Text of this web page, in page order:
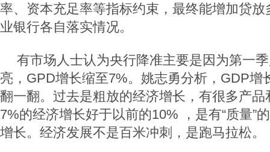
率、资本充足率等指标约束，最终能增加贷
业银行各自落实情况。
有市场人士认为央行降准主要是因为第一
亮，GPD增长缩至7%。姚志勇分析，GDP增
翻一翻。过去是粗放的经济增长，有很多产
7%的经济增长好于以前的10% ，是有“质量”
增长。经济发展不是百米冲刺，是跑马拉松。